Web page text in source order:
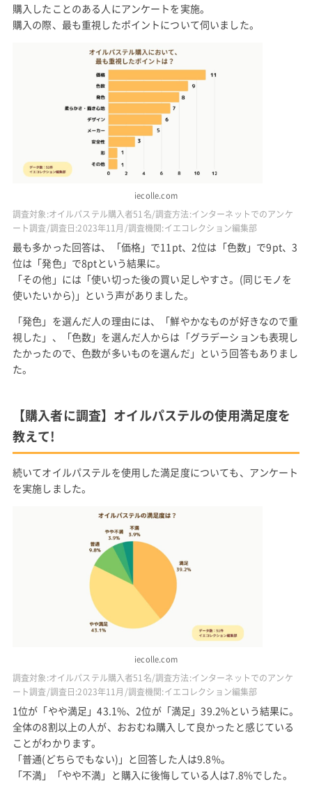
購入したことのある人にアンケートを実施。
購入の際、最も重視したポイントについて伺いました。
iecolle.com
調査対象:オイルパステル購入者51名/調査方法:インターネットでのアンケ
ート調査/調査日:2023年11月/調査機関:イエコレクション編集部
最も多かった回答は、「価格」で11pt、2位は「色数」で9pt、3
位は「発色」で8ptという結果に。
「その他」には「使い切った後の買い足しやすさ。(同じモノを
使いたいから)」という声がありました。
「発色」を選んだ人の理由には、「鮮やかなものが好きなので重
視した」、「色数」を選んだ人からは「グラデーションも表現し
たかったので、色数が多いものを選んだ」という回答もありまし
た。
【購入者に調査】オイルパステルの使用満足度を
教えて!
続いてオイルパステルを使用した満足度についても、アンケート
を実施しました。
iecolle.com
調査対象:オイルパステル購入者51名/調査方法:インターネットでのアンケ
ート調査/調査日:2023年11月/調査機関:イエコレクション編集部
1位が「やや満足」43.1%、2位が「満足」39.2%という結果に。
全体の8割以上の人が、おおむね購入して良かったと感じている
ことがわかります。
「普通(どちらでもない)」と回答した人は9.8%。
「不満」「やや不満」と購入に後悔している人は7.8%でした。